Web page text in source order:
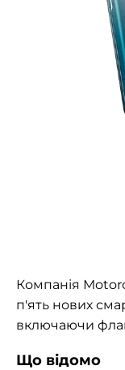
Компанія
п'ять нових
включаючи
Що відомо